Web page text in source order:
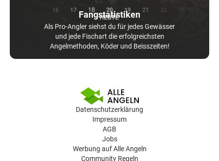
Fangstatistiken
Als Pro-Angler siehst du für jedes Gewässer
und jede Fischart die erfolgreichsten
Angelmethoden, Köder und Beisszeiten!
Datenschutzerklärung
Impressum
AGB
Jobs
Werbung auf Alle Angeln
Community Regeln